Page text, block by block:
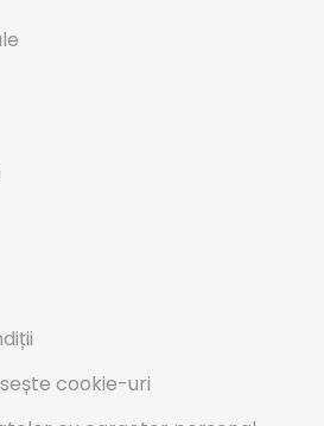
cookie-uri